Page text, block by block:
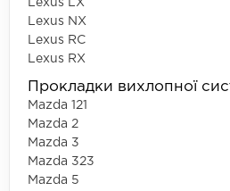
Lexus LX
Lexus NX
Lexus RC
Lexus RX
Прокладки вихлопної
Mazda 121
Mazda 2
Mazda 3
Mazda 323
Mazda 5